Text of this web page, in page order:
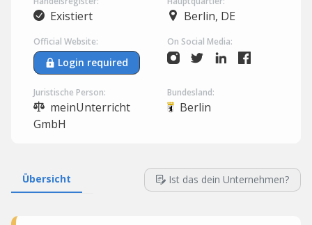
Existiert Berlin, DE
Official Website:
Login required
On Social Media:
Juristische Person:
meinUnterricht
GmbH
Bundesland:
Berlin
Übersicht Ist das dein Unternehmen?